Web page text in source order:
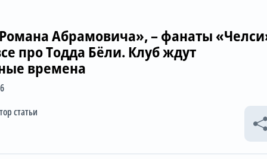
Абрамовича», – фанаты
про Тодда Бёли. Клуб ждут
времена
статьи